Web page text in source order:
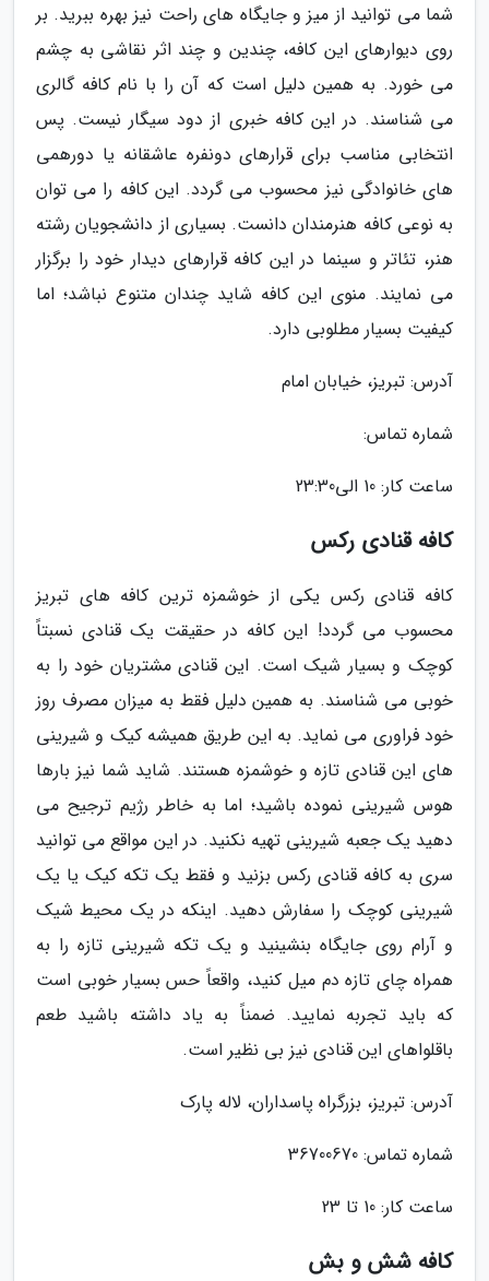
شما می توانید از میز و جایگاه های راحت نیز بهره ببرید. بر
روی دیوارهای این کافه، چندین و چند اثر نقاشی به چشم
می خورد. به همین دلیل است که آن را با نام کافه گالری
می شناسند. در این کافه خبری از دود سیگار نیست. پس
انتخابی مناسب برای قرارهای دونفره عاشقانه یا دورهمی
های خانوادگی نیز محسوب می گردد. این کافه را می توان
به نوعی کافه هنرمندان دانست. بسیاری از دانشجویان رشته
هنر، تئاتر و سینما در این کافه قرارهای دیدار خود را برگزار
می نمایند. منوی این کافه شاید چندان متنوع نباشد؛ اما
کیفیت بسیار مطلوبی دارد.
آدرس: تبریز، خیابان امام
شماره تماس:
ساعت کار: 10 الى23:30
کافه قنادی رکس
کافه قنادی رکس یکی از خوشمزه ترین کافه های تبریز
محسوب می گردد! این کافه در حقیقت یک قنادی نسبتاً
کوچک و بسیار شیک است. این قنادی مشتریان خود را به
خوبی می شناسند. به همین دلیل فقط به میزان مصرف روز
خود فراوری می نماید. به این طریق همیشه کیک و شیرینی
های این قنادی تازه و خوشمزه هستند. شاید شما نیز بارها
هوس شیرینی نموده باشید؛ اما به خاطر رژیم ترجیح می
دهید یک جعبه شیرینی تهیه نکنید. در این مواقع می توانید
سری به کافه قنادی رکس بزنید و فقط یک تکه کیک یا یک
شیرینی کوچک را سفارش دهید. اینکه در یک محیط شیک
و آرام روی جایگاه بنشینید و یک تکه شیرینی تازه را به
همراه چای تازه دم میل کنید، واقعاً حس بسیار خوبی است
که باید تجربه نمایید. ضمناً به یاد داشته باشید طعم
باقلواهای این قنادی نیز بی نظیر است.
آدرس: تبریز، بزرگراه پاسداران، لاله پارک
شماره تماس: 36700670
ساعت کار: 10 تا 23
کافه شش و بش